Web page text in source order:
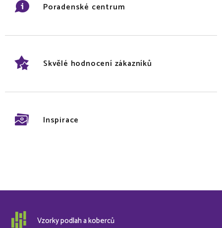
Poradenské centrum
Skvělé hodnocení zákazníků
Inspirace
Vzorky podlah a koberců